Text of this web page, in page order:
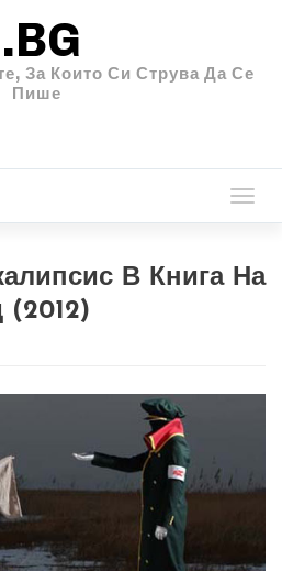
За Които Си Струва Да Се
Пише
В Книга На